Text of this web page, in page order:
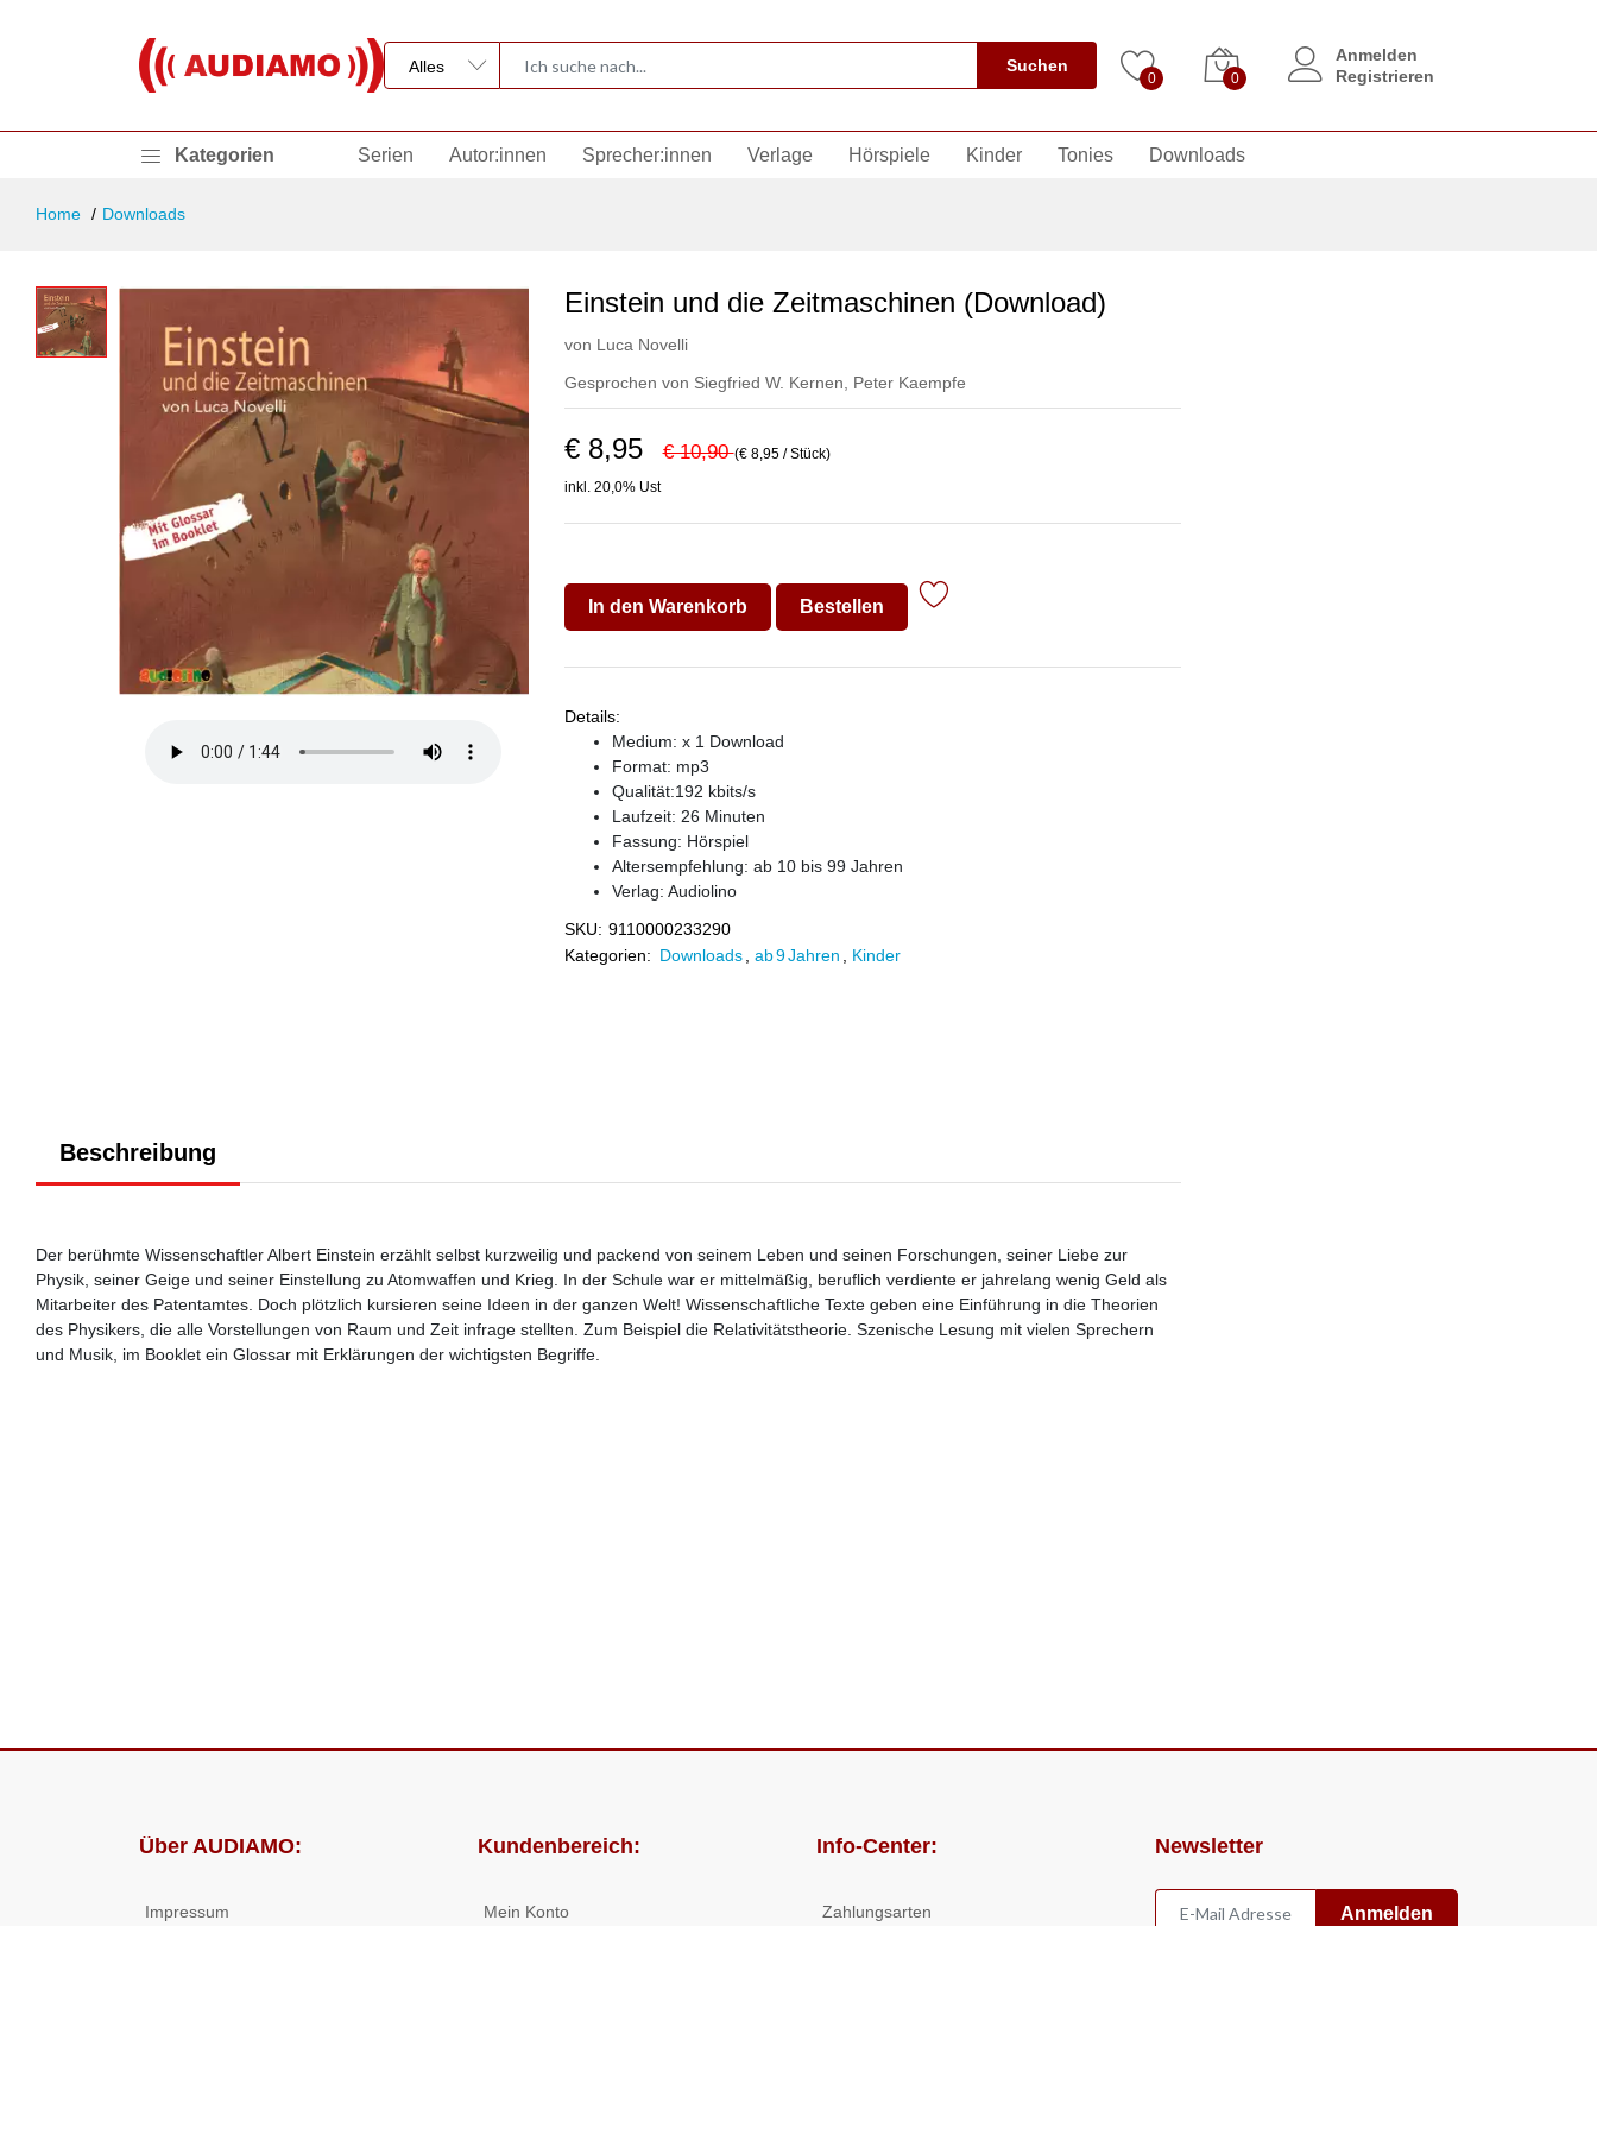
Suchen
0 0
Anmelden
Registrieren
Kategorien Serien Autor:innen Sprecher:innen Verlage Hörspiele Kinder Tonies Downloads
Home Downloads
Einstein und die Zeitmaschinen (Download)
von Luca Novelli
Gesprochen von Siegfried W. Kernen Peter Kaempfe
€ 8,95 € 10,90(€ 8,95 / Stück)
inkl. 20,0% Ust
In den Warenkorb Bestellen
Details:
Medium: x 1 Download
Format: mp3
Qualität:192 kbits/s
Laufzeit: 26 Minuten
Fassung: Hörspiel
Altersempfehlung: ab 10 bis 99 Jahren
Verlag: Audiolino
SKU: 9110000233290
Kategorien: Downloads ab 9 Jahren Kinder
Beschreibung
Der berühmte Wissenschaftler Albert Einstein erzählt selbst kurzweilig und packend von seinem Leben und seinen Forschungen, seiner Liebe zur
Physik, seiner Geige und seiner Einstellung zu Atomwaffen und Krieg. In der Schule war er mittelmäßig, beruflich verdiente er jahrelang wenig Geld als
Mitarbeiter des Patentamtes. Doch plötzlich kursieren seine Ideen in der ganzen Welt! Wissenschaftliche Texte geben eine Einführung in die Theorien
des Physikers, die alle Vorstellungen von Raum und Zeit infrage stellten. Zum Beispiel die Relativitätstheorie. Szenische Lesung mit vielen Sprechern
und Musik, im Booklet ein Glossar mit Erklärungen der wichtigsten Begriffe.
Über AUDIAMO:
Impressum
Kundenbereich:
Mein Konto
Info-Center:
Zahlungsarten
Newsletter
Anmelden